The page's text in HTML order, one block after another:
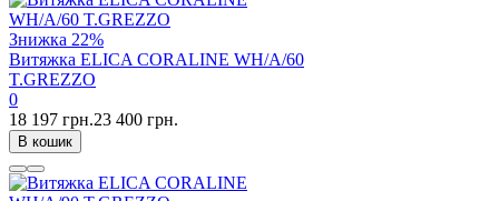
Знижка 22%
Витяжка ELICA CORALINE WH/A/60
T.GREZZO
0
18 197 грн.23 400 грн.
В кошик